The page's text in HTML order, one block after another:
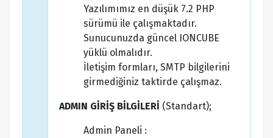
Yazılımımız en düşük 7.2 PHP
sürümü ile çalışmaktadır.
Sunucunuzda güncel IONCUBE
yüklü olmalıdır.
İletişim formları, SMTP bilgilerini
girmediğiniz taktirde çalışmaz.
ADMIN GİRİŞ BİLGİLERİ (Standart);
Admin Paneli :